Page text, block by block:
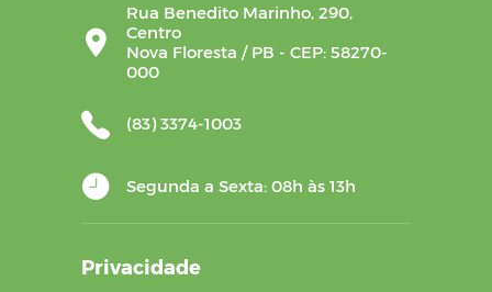
Rua Benedito Marinho, 290,
Centro
Nova Floresta / PB - CEP: 58270-
000
(83) 3374-1003
Segunda a Sexta: 08h às 13h
Privacidade